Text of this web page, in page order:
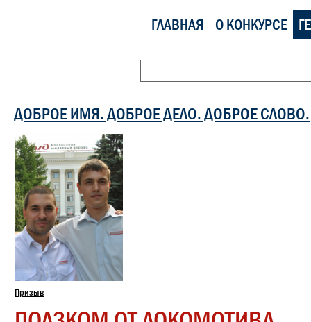
ГЛАВНАЯ О КОНКУРСЕ
ДОБРОЕ ИМЯ. ДОБРОЕ ДЕЛО. ДОБРОЕ СЛОВО.
Призыв